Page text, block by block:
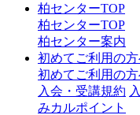
柏センターTOP
柏センターTOP
柏センター案内
初めてご利用の
初めてご利用の
入会・受講規約
みカルポイント